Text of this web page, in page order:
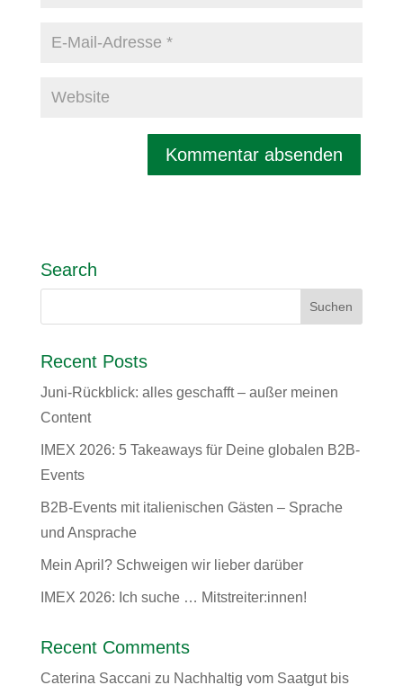
Search
Recent Posts
Juni-Rückblick: alles geschafft – außer meinen
Content
IMEX 2026: 5 Takeaways für Deine globalen B2B-
Events
B2B-Events mit italienischen Gästen – Sprache
und Ansprache
Mein April? Schweigen wir lieber darüber
IMEX 2026: Ich suche … Mitstreiter:innen!
Recent Comments
Caterina Saccani zu Nachhaltig vom Saatgut bis